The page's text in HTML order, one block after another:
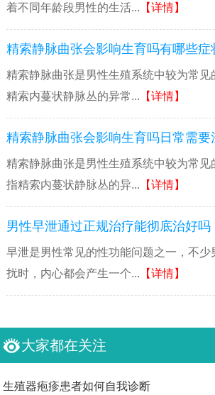
着不同年龄段男性的生活... 【详情】
精索静脉曲张会影响生育吗有哪些症
精索静脉曲张是男性生殖系统中较为常见
精索内蔓状静脉丛的异常... 【详情】
精索静脉曲张会影响生育吗日常需要
精索静脉曲张是男性生殖系统中较为常见
指精索内蔓状静脉丛的异... 【详情】
男性早泄通过正规治疗能彻底治好吗
早泄是男性常见的性功能问题之一，不少
扰时，内心都会产生一个... 【详情】
大家都在关注
生殖器疱疹患者如何自我诊断